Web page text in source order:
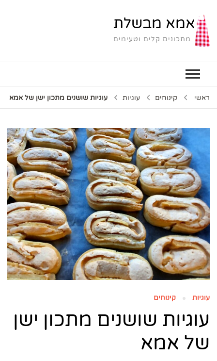
אמא מבשלת
מתכונים קלים וטעימים
ראשי קינוחים עוגיות עוגיות שושנים מתכון ישן של אמא
עוגיות קינוחים
עוגיות שושנים מתכון ישן
של אמא